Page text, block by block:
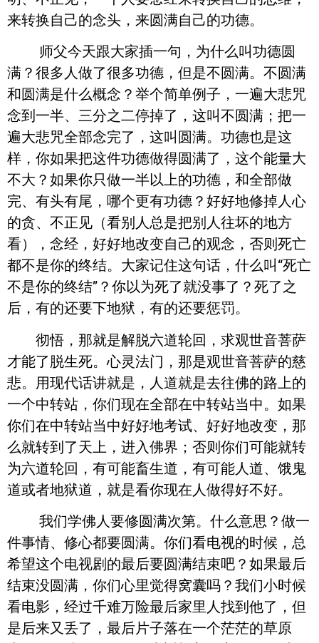
来转换自己的念头，来圆满自己的功德。
师父今天跟大家插一句，为什么叫功德圆
满？很多人做了很多功德，但是不圆满。不圆满
和圆满是什么概念？举个简单例子，一遍大悲咒
念到一半、三分之二停掉了，这叫不圆满；把一
遍大悲咒全部念完了，这叫圆满。功德也是这
样，你如果把这件功德做得圆满了，这个能量大
不大？如果你只做一半以上的功德，和全部做
完、有头有尾，哪个更有功德？好好地修掉人心
的贪、不正见（看别人总是把别人往坏的地方
看），念经，好好地改变自己的观念，否则死亡
都不是你的终结。大家记住这句话，什么叫“死亡
不是你的终结”？你以为死了就没事了？死了之
后，有的还要下地狱，有的还要惩罚。
彻悟，那就是解脱六道轮回，求观世音菩萨
才能了脱生死。心灵法门，那是观世音菩萨的慈
悲。用现代话讲就是，人道就是去往佛的路上的
一个中转站，你们现在全部在中转站当中。如果
你们在中转站当中好好地考试、好好地改变，那
么就转到了天上，进入佛界；否则你们可能就转
为六道轮回，有可能畜生道，有可能人道、饿鬼
道或者地狱道，就是看你现在人做得好不好。
我们学佛人要修圆满次第。什么意思？做一
件事情、修心都要圆满。你们看电视的时候，总
希望这个电视剧的最后要圆满结束吧？如果最后
结束没圆满，你们心里觉得窝囊吗？我们小时候
看电影，经过千难万险最后家里人找到他了，但
是后来又丢了，最后片子落在一个茫茫的草原